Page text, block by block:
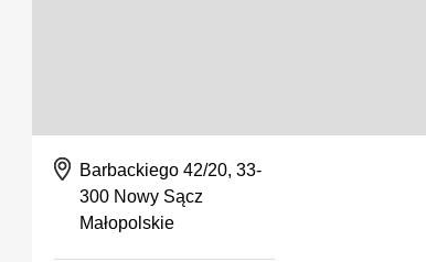
Barbackiego 42/20, 33-
300 Nowy Sącz
Małopolskie